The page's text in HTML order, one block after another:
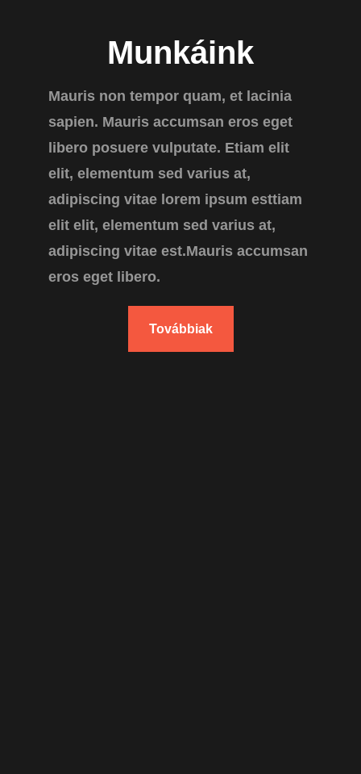
Munkáink
Mauris non tempor quam, et lacinia
sapien. Mauris accumsan eros eget
libero posuere vulputate. Etiam elit
elit, elementum sed varius at,
adipiscing vitae lorem ipsum esttiam
elit elit, elementum sed varius at,
adipiscing vitae est.Mauris accumsan
eros eget libero.
Továbbiak